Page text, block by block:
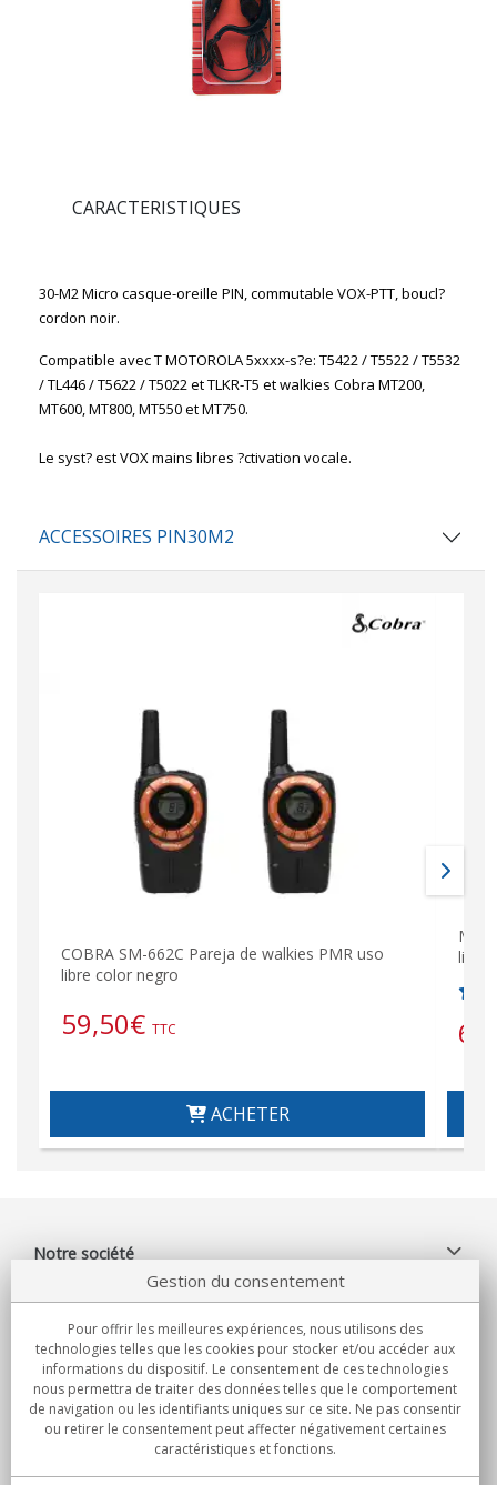
CARACTERISTIQUES
30-M2 Micro casque-oreille PIN,commutable VOX-PTT, boucl?
cordon noir.
Compatible avec T MOTOROLA 5xxxx-s?e: T5422 / T5522 / T5532
/ TL446 / T5622 / T5022 et TLKR-T5 et walkies Cobra MT200,
MT600, MT800, MT550 et MT750.
Le syst? est VOX mains libres ?ctivation vocale.
ACCESSOIRES PIN30M2
COBRA SM-662C Pareja de walkies PMR uso
libre color negro
59,50€ TTC
ACHETER
libre
Notre société
Engagements
Achats
Collectivités
Partenaires
Informations
Gestion du consentement
Pour offrir les meilleures expériences, nous utilisons des
technologies telles que les cookies pour stocker et/ou accéder aux
informations du dispositif. Le consentement de ces technologies
nous permettra de traiter des données telles que le comportement
de navigation ou les identifiants uniques sur ce site. Ne pas consentir
ou retirer le consentement peut affecter négativement certaines
caractéristiques et fonctions.